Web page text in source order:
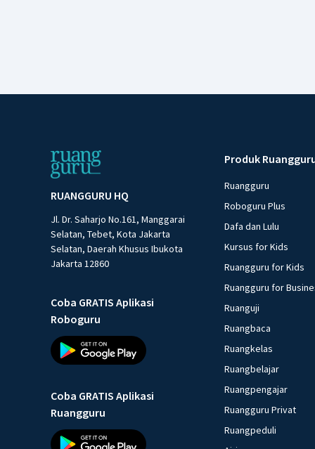
RUANGGURU HQ
Jl. Dr. Saharjo No.161, Manggarai
Selatan, Tebet, Kota Jakarta
Selatan, Daerah Khusus Ibukota
Jakarta 12860
Coba GRATIS Aplikasi
Roboguru
Coba GRATIS Aplikasi
Ruangguru
Produk
Ruangguru
Roboguru Plus
Dafa dan Lulu
Kursus for Kids
Ruangguru for Kids
Ruangguru for
Ruanguji
Ruangbaca
Ruangkelas
Ruangbelajar
Ruangpengajar
Ruangguru Privat
Ruangpeduli